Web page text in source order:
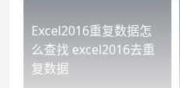
Excel2016重复数据怎
么查找 excel2016去重
复数据